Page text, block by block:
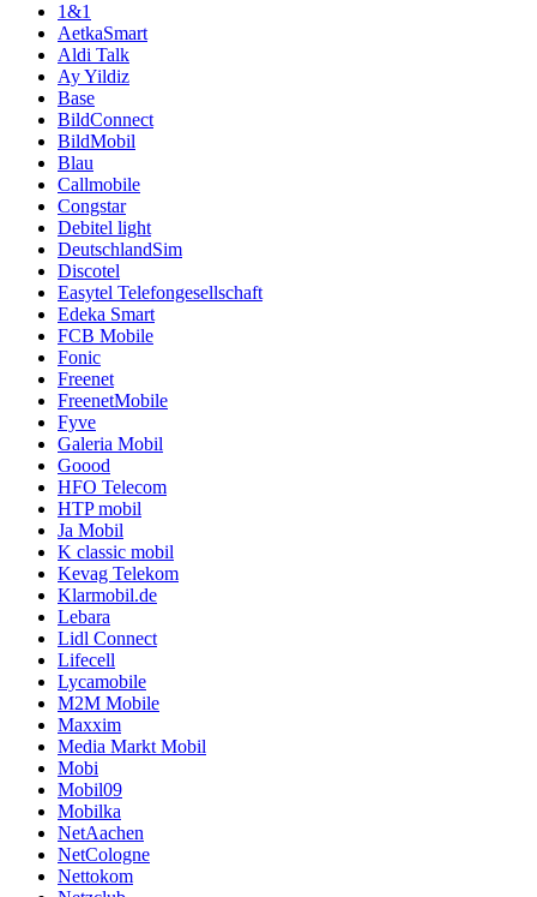
1&1
AetkaSmart
Aldi Talk
Ay Yildiz
Base
BildConnect
BildMobil
Blau
Callmobile
Congstar
Debitel light
DeutschlandSim
Discotel
Easytel Telefongesellschaft
Edeka Smart
FCB Mobile
Fonic
Freenet
FreenetMobile
Fyve
Galeria Mobil
Goood
HFO Telecom
HTP mobil
Ja Mobil
K classic mobil
Kevag Telekom
Klarmobil.de
Lebara
Lidl Connect
Lifecell
Lycamobile
M2M Mobile
Maxxim
Media Markt Mobil
Mobi
Mobil09
Mobilka
NetAachen
NetCologne
Nettokom